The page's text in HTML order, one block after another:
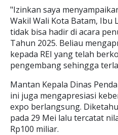
"Izinkan saya
Wakil Wali Kota Batam, Ibu
tidak bisa hadir di acara
Tahun 2025. Beliau
kepada REI yang telah
pengembang sehingga
Mantan Kepala Dinas
ini juga mengapresiasi
expo berlangsung.
pada 29 Mei lalu tercatat
Rp100 miliar.